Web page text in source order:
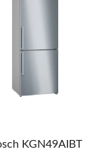
KGN49AIBT